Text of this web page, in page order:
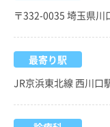
〒332-0035 埼玉県
最寄り駅
JR京浜東北線 西川口